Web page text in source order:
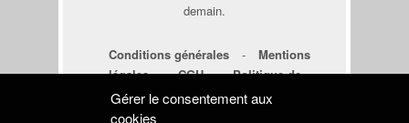
Gérer le consentement aux
cookies
demain.
Conditions générales -
Mentions
légales - CGU - Politique de
cookies - Déclaration de